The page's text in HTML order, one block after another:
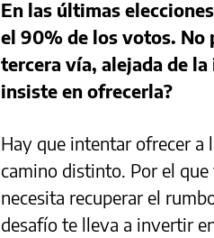
En las últimas
el 90% de los votos. No
tercera vía, alejada de
insiste en ofrecerla?
Hay que intentar ofrecer a
camino distinto. Por el
necesita recuperar el
desafío te lleva a invertir